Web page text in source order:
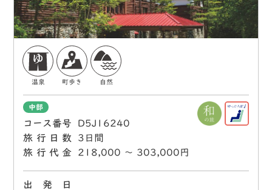
温泉 町歩き 自然
中部
コース番号
D5J16240
旅行日数
3日間
旅行代金
218,000 〜 303,000円
出 発 日